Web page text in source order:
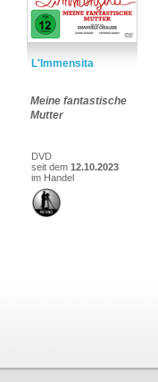
L'Immensita
Meine fantastische
Mutter
DVD
seit dem 12.10.2023
im Handel